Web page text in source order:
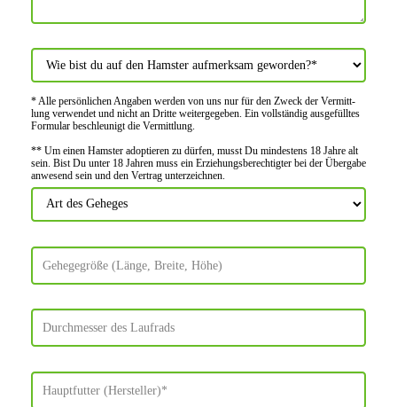
* Alle persön­lichen Angaben werden von uns nur für den Zweck der Vermitt­
lung verwendet und nicht an Dritte weiter­gegeben. Ein voll­ständig ausge­fülltes
Formular beschleu­nigt die Vermitt­lung.
** Um einen Hamster adoptieren zu dürfen, musst Du mindes­tens 18 Jahre alt
sein. Bist Du unter 18 Jahren muss ein Erziehungs­berechtigter bei der Über­gabe
anwes­end sein und den Vertrag unter­zeichnen.